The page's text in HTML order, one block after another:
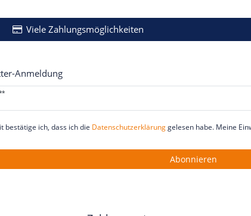
Viele Zahlungsmöglichkeiten
Anmeldung
bestätige ich, dass ich die Daten­schutz­erklärunggelesen habe. Meine
Abonnieren